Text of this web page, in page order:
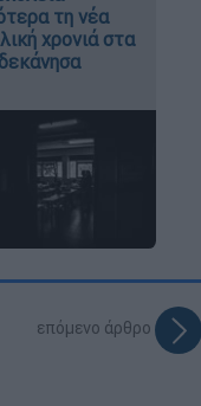
τη νέα
χρονιά στα
επόμενο άρθρο